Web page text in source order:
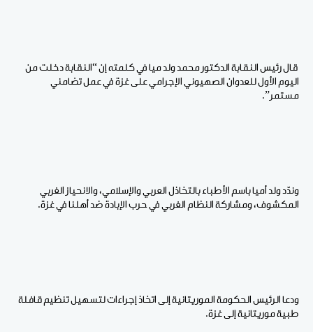
قال رئيس النقابة الدكتور محمد ولد ميا في كلمته إن “النقابة دخلت من
اليوم الأول للعدوان الصهيوني الإجرامي على غزة في عمل تضامني
مستمر”.
وندّد ولد أميا باسم الأطباء بالتخاذل العربي والإسلامي، والانحياز الغربي
المكشوف، ومشاركة النظام الغربي في حرب الإبادة ضد أهلنا في غزة.
ودعا الرئيس الحكومة الموريتانية إلى اتخاذ إجراءات لتسهيل تنظيم قافلة
طبية موريتانية إلى غزة.